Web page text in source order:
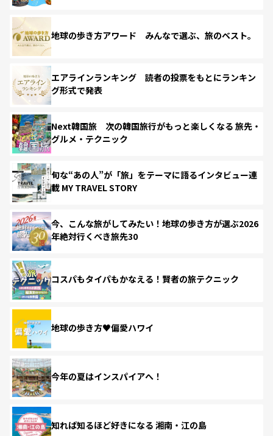
地球の歩き方アワード みんなで選ぶ、旅のベスト。
エアラインランキング 読者の投票をもとにランキン
グ形式で発表
Next韓国旅 次の韓国旅行がもっと楽しくなる 旅先・
グルメ・テクニック
旬な“あの人”が「旅」をテーマに語るインタビュー連
載 MY TRAVEL STORY
今、こんな旅がしてみたい！地球の歩き方が選ぶ2026
年絶対行くべき旅先30
コスパもタイパもかなえる！賢者の旅テクニック
地球の歩き方♥偏愛ハワイ
今年の夏はインスパイアへ！
知れば知るほど好きになる 湘南・江の島